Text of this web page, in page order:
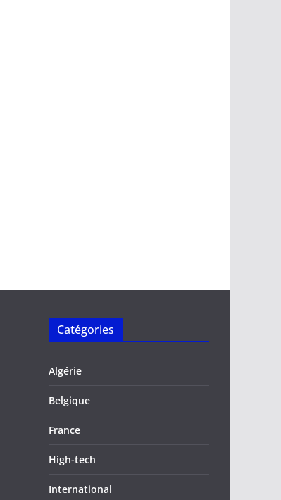
Catégories
Algérie
Belgique
France
High-tech
International